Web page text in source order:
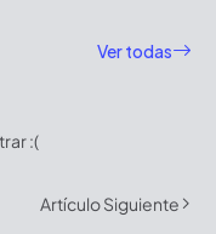
Ver todas
:(
Artículo Siguiente